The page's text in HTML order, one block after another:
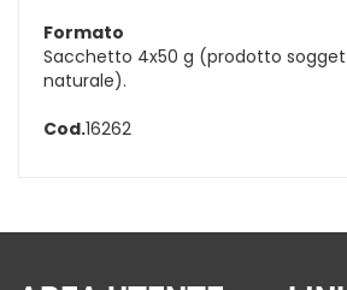
Formato
Sacchetto 4x50 g (prodotto
naturale).
Cod.16262